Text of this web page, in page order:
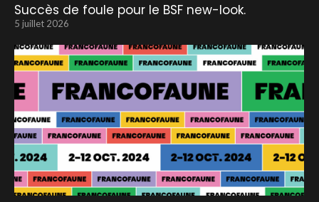
Succès de foule pour le BSF new-look.
5 juillet 2026